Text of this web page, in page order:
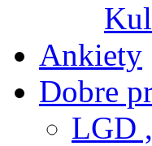
Ankiety
Dobre
LGD